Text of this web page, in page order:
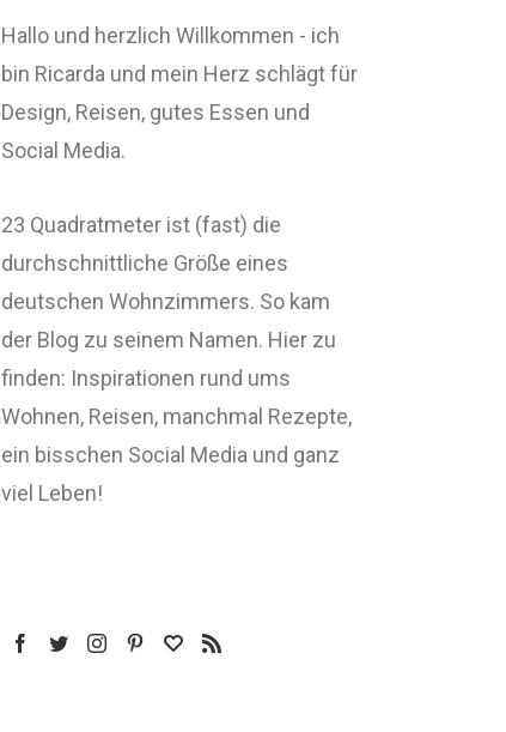
Hallo und herzlich Willkommen - ich
bin Ricarda und mein Herz schlägt für
Design, Reisen, gutes Essen und
Social Media.
23 Quadratmeter ist (fast) die
durchschnittliche Größe eines
deutschen Wohnzimmers. So kam
der Blog zu seinem Namen. Hier zu
finden: Inspirationen rund ums
Wohnen, Reisen, manchmal Rezepte,
ein bisschen Social Media und ganz
viel Leben!